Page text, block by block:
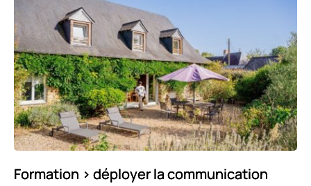
Formation > déployer la communication